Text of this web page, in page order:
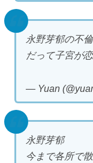
永野芽郁の不
だって子宮が
— Yuan
永野芽郁
今まで各所で